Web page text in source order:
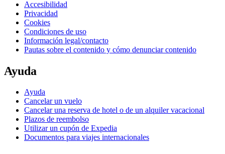
Accesibilidad
Privacidad
Cookies
Condiciones de uso
Información legal/contacto
Pautas sobre el contenido y cómo denunciar contenido
Ayuda
Ayuda
Cancelar un vuelo
Cancelar una reserva de hotel o de un alquiler vacacional
Plazos de reembolso
Utilizar un cupón de Expedia
Documentos para viajes internacionales